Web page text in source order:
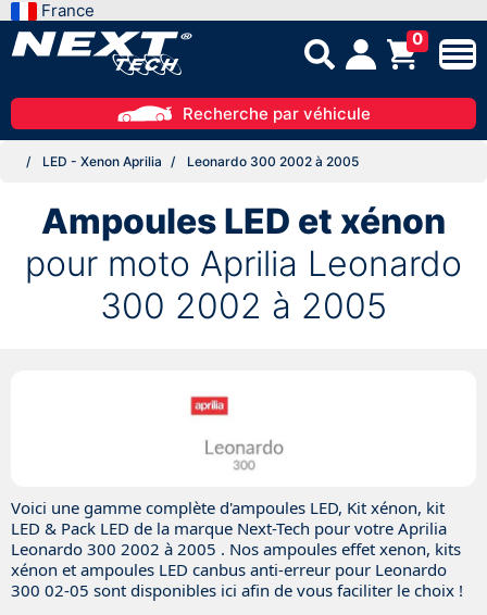
France
0
Recherche par véhicule
LED - Xenon Aprilia Leonardo 300 2002 à 2005
Ampoules LED et xénon
pour moto Aprilia Leonardo
300 2002 à 2005
Voici une gamme complète d'ampoules LED, Kit xénon, kit
LED & Pack LED de la marque Next-Tech pour votre Aprilia
Leonardo 300 2002 à 2005 . Nos ampoules effet xenon, kits
xénon et ampoules LED canbus anti-erreur pour Leonardo
300 02-05 sont disponibles ici afin de vous faciliter le choix !